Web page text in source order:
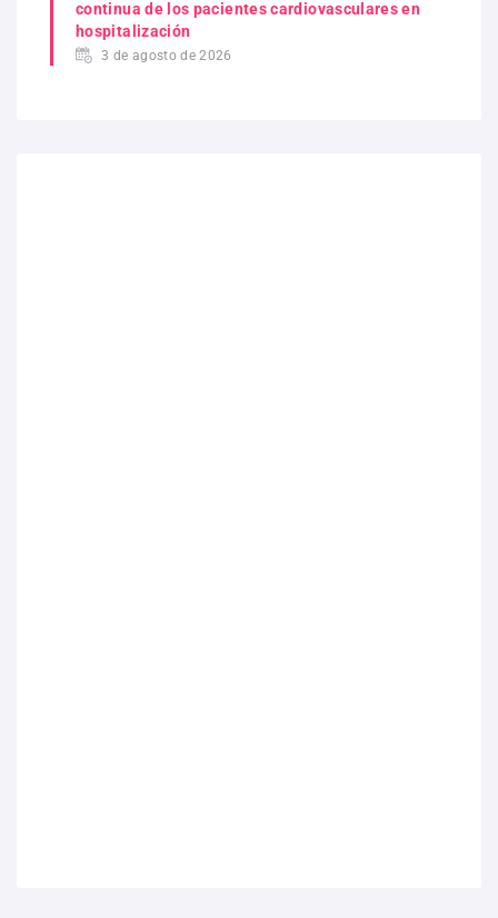
continua de los pacientes cardiovasculares en
hospitalización
3 de agosto de 2026